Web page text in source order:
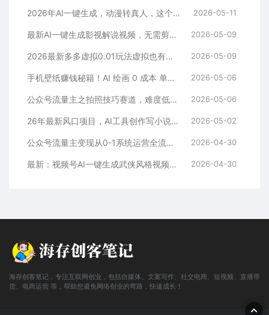
2026年AI一键生成，动漫转真人，这个月靠这个AI赚了2W+ 2026-05-11
最新AI一键生成影视解说视频，无需剪辑3分钟1条，条条爆款，多平台变现日入2000+ 2026-05-09
2026最新多多虚拟0.01玩法虚拟也有新门路轻松日入2500! 2026-05-09
手机壁纸赚钱秘籍！AI 绘画 0 成本 单店狂销 3.8 万单 2026-05-06
公众号流量主之拍照技巧赛道，难度低+流量大，起号第一篇就爆了10w阅读！ 2026-05-06
26年最新风口项目，AI工具创作写小说，轻松实现日入1000+ 2026-05-02
公众号流量主变现从0-1系统运营全流程讲解！ 2026-04-30
最新：视频号AI一键生成武侠风格视频，狂撸视频号分成收益，学完轻松日入1000+ 2026-04-30
海存创客笔记，专注互联网创业，包括自媒体、文案写作、社交电商、短视频、直播带
货、电商运营 等，帮助您避免网络创业的弯路，快速成长！